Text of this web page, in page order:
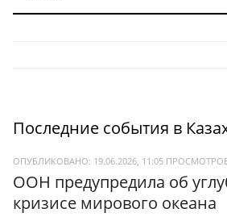
Последние события в
ОПУБЛИКОВАНО: 19.06.2026, 11:05
ООН предупредила об
кризисе мирового океана